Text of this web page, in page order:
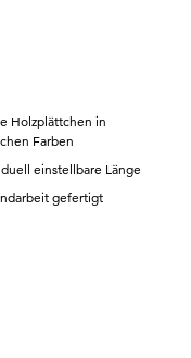
Holzplättchen in
Farben
einstellbare Länge
gefertigt